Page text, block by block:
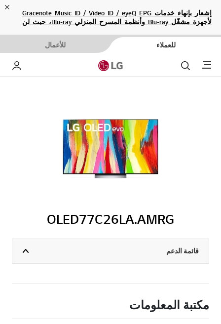
إشعار بإنهاء خدمات Gracenote Music ID / Video ID / eyeQ EPG
لأجهزة مشغّل Blu-ray وأنظمة المسرح المنزلي Blu-ray، حيث لن
للعملاء للأعمال
Menu بحث
OLED77C26LA.AMRG
قائمة الدعم
مكتبة المعلومات